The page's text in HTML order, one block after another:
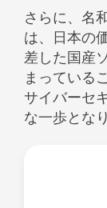
さらに、名
は、日本の
差した国産
まっている
サイバーセ
な一歩とな